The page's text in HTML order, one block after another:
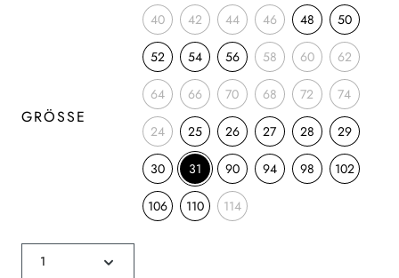
GRÖSSE
40 42 44 46 48 50
52 54 56 58 60 62
64 66 70 68 72 74
24 25 26 27 28 29
30 31 90 94 98 102
106 110 114